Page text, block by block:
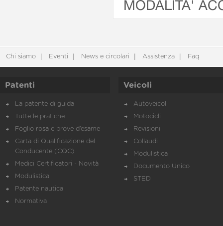
MODALITA'
Chi siamo Eventi News e circolari Assistenza Faq
Patenti
La patente di guida
Tutte le pratiche
Foglio rosa e prove d’esame
Carta di Qualificazione del
Conducente (CQC)
Medici Certificatori - Novità
Modulistica
Patente nautica
Normativa
Veicoli
Autoveicoli
Motocicli
Revisioni
Collaudi
Modulistica
Documento Unico
STED